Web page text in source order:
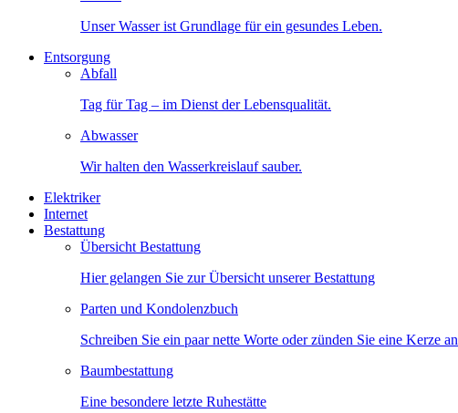
Unser Wasser ist Grundlage für ein gesundes Leben.
Entsorgung
Abfall
Tag für Tag – im Dienst der Lebensqualität.
Abwasser
Wir halten den Wasserkreislauf sauber.
Elektriker
Internet
Bestattung
Übersicht Bestattung
Hier gelangen Sie zur Übersicht unserer Bestattung
Parten und Kondolenzbuch
Schreiben Sie ein paar nette Worte oder zünden Sie eine Kerze an
Baumbestattung
Eine besondere letzte Ruhestätte